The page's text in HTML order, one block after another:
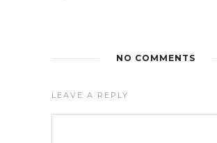
NO COMMENTS
LEAVE A REPLY